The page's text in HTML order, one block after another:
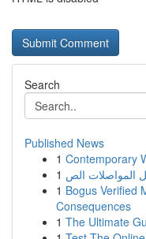
Search
Published News
1 Contemporary
1
1 Bogus Verified
Consequences
1 The Ultimate